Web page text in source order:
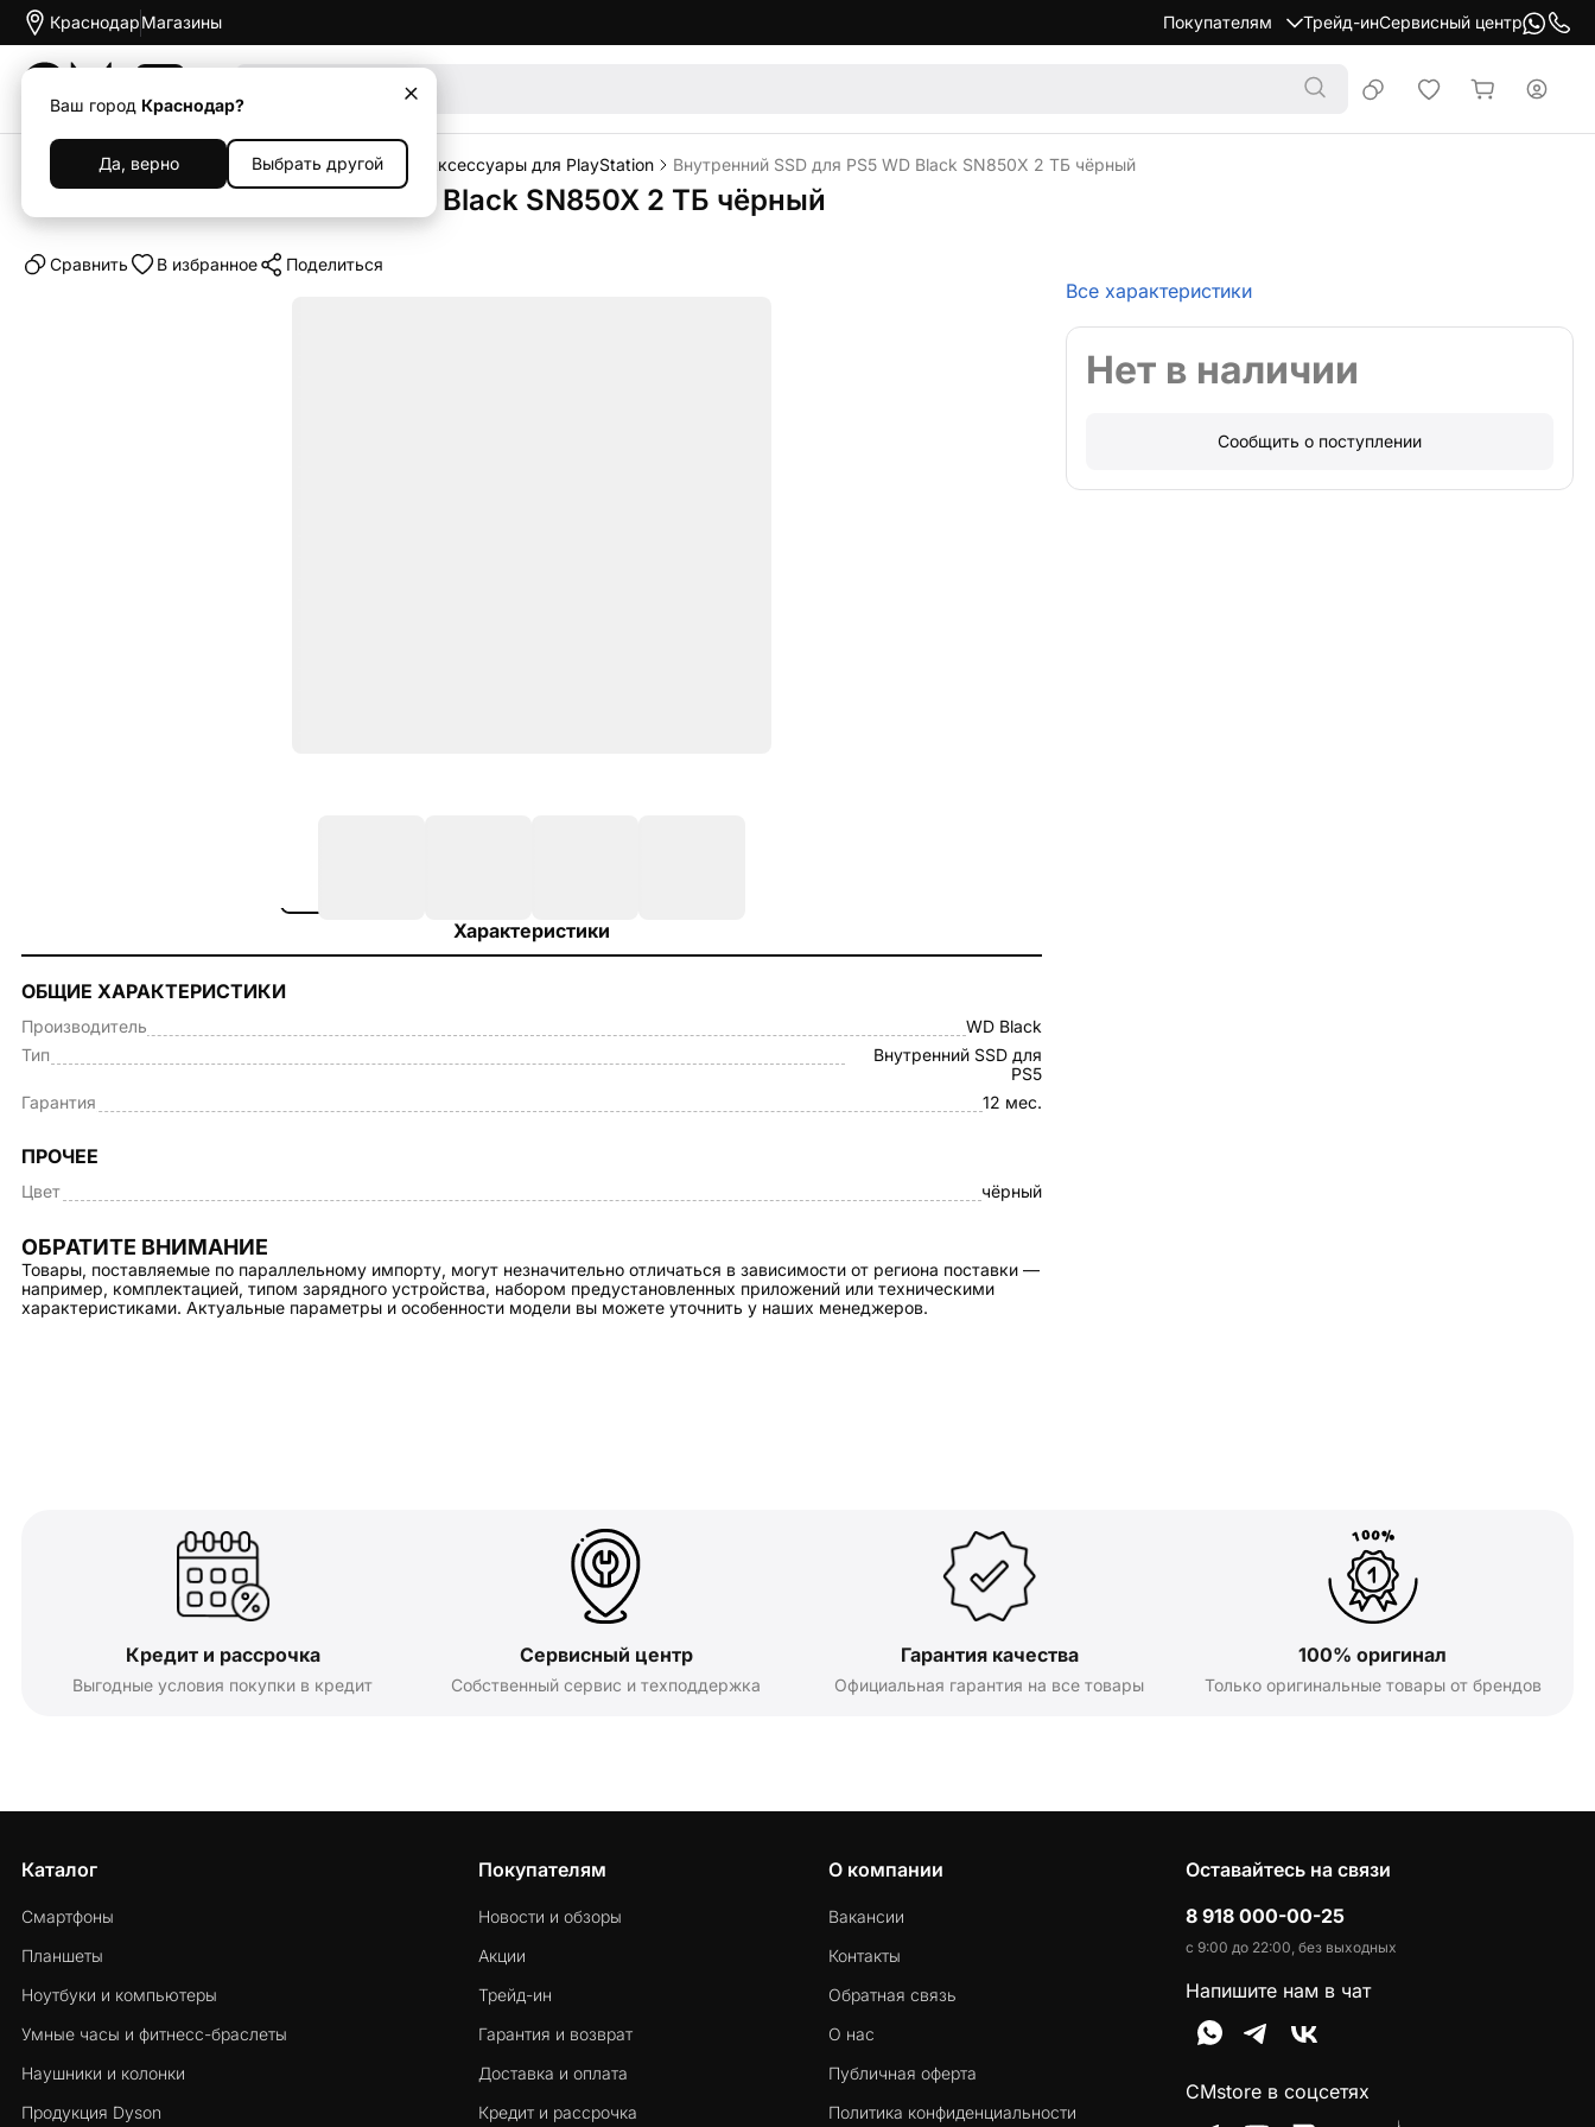
Краснодар
Ваш город Краснодар?
Да, верно Выбрать другой
Магазины Покупателям Трейд-инСервисный центр
Каталог Гейминг Sony PlayStation Аксессуары для PlayStation Внутренний SSD для PS5 WD Black SN850X 2 ТБ чёрный
Внутренний SSD для PS5 WD Black SN850X 2 ТБ чёрный
Cравнить В избранное Поделиться
Характеристики
ОБЩИЕ ХАРАКТЕРИСТИКИ
Производитель
WD Black
Тип
Внутренний SSD для
PS5
Гарантия
12 мес.
ПРОЧЕЕ
Цвет чёрный
ОБРАТИТЕ ВНИМАНИЕ
Товары, поставляемые по параллельному импорту, могут незначительно отличаться в зависимости от региона поставки —
например, комплектацией, типом зарядного устройства, набором предустановленных приложений или техническими
характеристиками. Актуальные параметры и особенности модели вы можете уточнить у наших менеджеров.
Нет в наличии
Кредит и рассрочка
Выгодные условия покупки в кредит
Сервисный центр
Собственный сервис и техподдержка
Гарантия качества
Официальная гарантия на все товары
100% оригинал
Только оригинальные товары от брендов
Каталог
Смартфоны
Планшеты
Ноутбуки и компьютеры
Умные часы и фитнесс-браслеты
Наушники и колонки
Продукция Dyson
Покупателям
Новости и обзоры
Акции
Трейд-ин
Гарантия и возврат
Доставка и оплата
Кредит и рассрочка
О компании
Вакансии
Контакты
Обратная связь
О нас
Публичная оферта
Политика конфиденциальности
Оставайтесь на связи
8 918 000-00-25
с 9:00 до 22:00, без выходных
Напишите нам в чат
CMstore в соцсетях